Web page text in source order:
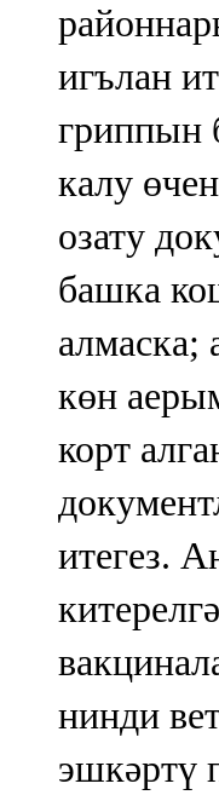
игълан
гриппын
калу
озату
башка
алмаска;
көн
корт
итегез.
нинди
эшкәртү